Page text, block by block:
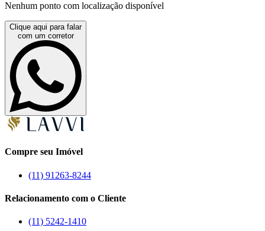
Nenhum ponto com localização disponível
Clique aqui para falar
com um corretor
Compre seu Imóvel
(11) 91263-8244
Relacionamento com o Cliente
(11) 5242-1410